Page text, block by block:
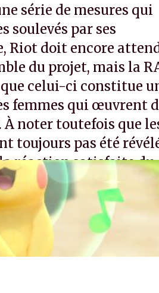
série de mesures qui
soulevés par ses
Riot doit encore
du projet, mais la
celui-ci constitue
femmes qui œuvrent
noter toutefois que
toujours pas été
réaction satisfaite du
résultat à la hauteur de